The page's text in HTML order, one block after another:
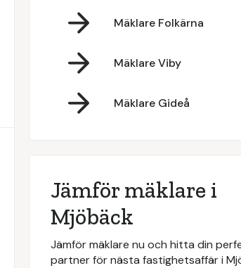
Mäklare Folkärna
Mäklare Viby
Mäklare Gideå
Jämför mäklare i
Mjöbäck
Jämför mäklare nu och hitta din
partner för nästa fastighetsaffär i